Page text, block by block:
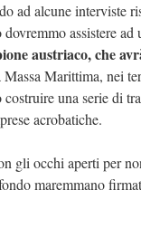
ad alcune interviste
assistere ad
austriaco, che
Marittima, nei
costruire una serie di
acrobatiche.
gli occhi aperti per
maremmano